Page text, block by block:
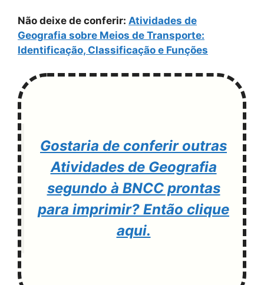
Não deixe de conferir: Atividades de
Geografia sobre Meios de Transporte:
Identificação, Classificação e Funções
Gostaria de conferir outras
Atividades de Geografia
segundo à BNCC prontas
para imprimir? Então clique
aqui.